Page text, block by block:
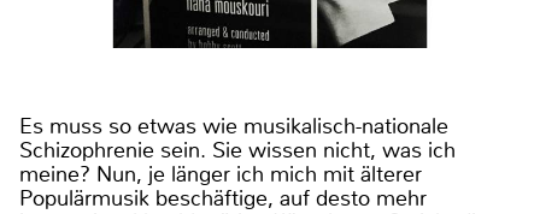
Es muss so etwas wie musikalisch-nationale
Schizophrenie sein. Sie wissen nicht, was ich
meine? Nun, je länger ich mich mit älterer
Populärmusik beschäftige, auf desto mehr